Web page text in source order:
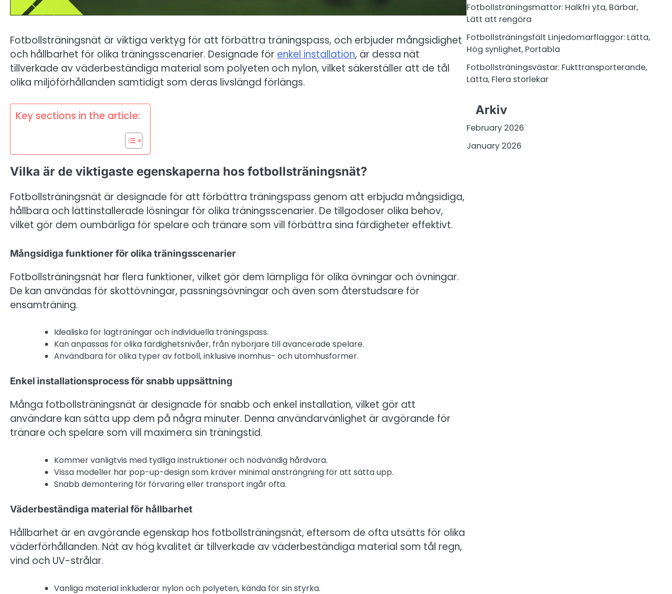
Fotbollsträningsnät är viktiga verktyg för att förbättra träningspass, och erbjuder mångsidighet
och hållbarhet för olika träningsscenarier. Designade för enkel installation, är dessa nät
tillverkade av väderbeständiga material som polyeten och nylon, vilket säkerställer att de tål
olika miljöförhållanden samtidigt som deras livslängd förlängs.
Key sections in the article:
Vilka är de viktigaste egenskaperna hos fotbollsträningsnät?
Fotbollsträningsnät är designade för att förbättra träningspass genom att erbjuda mångsidiga,
hållbara och lättinstallerade lösningar för olika träningsscenarier. De tillgodoser olika behov,
vilket gör dem oumbärliga för spelare och tränare som vill förbättra sina färdigheter effektivt.
Mångsidiga funktioner för olika träningsscenarier
Fotbollsträningsnät har flera funktioner, vilket gör dem lämpliga för olika övningar och övningar.
De kan användas för skottövningar, passningsövningar och även som återstudsare för
ensamträning.
Idealiska för lagträningar och individuella träningspass.
Kan anpassas för olika färdighetsnivåer, från nybörjare till avancerade spelare.
Användbara för olika typer av fotboll, inklusive inomhus- och utomhusformer.
Enkel installationsprocess för snabb uppsättning
Många fotbollsträningsnät är designade för snabb och enkel installation, vilket gör att
användare kan sätta upp dem på några minuter. Denna användarvänlighet är avgörande för
tränare och spelare som vill maximera sin träningstid.
Kommer vanligtvis med tydliga instruktioner och nödvändig hårdvara.
Vissa modeller har pop-up-design som kräver minimal ansträngning för att sätta upp.
Snabb demontering för förvaring eller transport ingår ofta.
Väderbeständiga material för hållbarhet
Hållbarhet är en avgörande egenskap hos fotbollsträningsnät, eftersom de ofta utsätts för olika
väderförhållanden. Nät av hög kvalitet är tillverkade av väderbeständiga material som tål regn,
vind och UV-strålar.
Vanliga material inkluderar nylon och polyeten, kända för sin styrka.
Fotbollsträningsmattor: Halkfri yta, Bärbar,
Lätt att rengöra
Fotbollsträningsfält Linjedomarflaggor: Lätta,
Hög synlighet, Portabla
Fotbollsträningsvästar: Fukttransporterande,
Lätta, Flera storlekar
Arkiv
February 2026
January 2026